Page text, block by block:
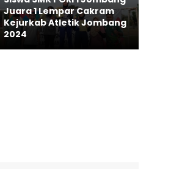
Juara 1 Lempar Cakram
Kejurkab Atletik Jombang
2024